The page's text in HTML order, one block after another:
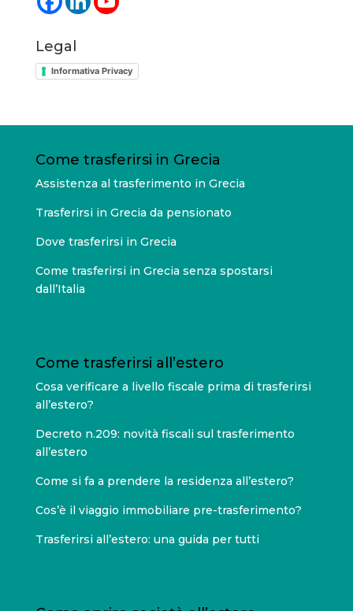
Legal
Informativa Privacy
Come trasferirsi in Grecia
Assistenza al trasferimento in Grecia
Trasferirsi in Grecia da pensionato
Dove trasferirsi in Grecia
Come trasferirsi in Grecia senza spostarsi
dall’Italia
Come trasferirsi all’estero
Cosa verificare a livello fiscale prima di trasferirsi
all’estero?
Decreto n.209: novità fiscali sul trasferimento
all’estero
Come si fa a prendere la residenza all’estero?
Cos’è il viaggio immobiliare pre-trasferimento?
Trasferirsi all’estero: una guida per tutti